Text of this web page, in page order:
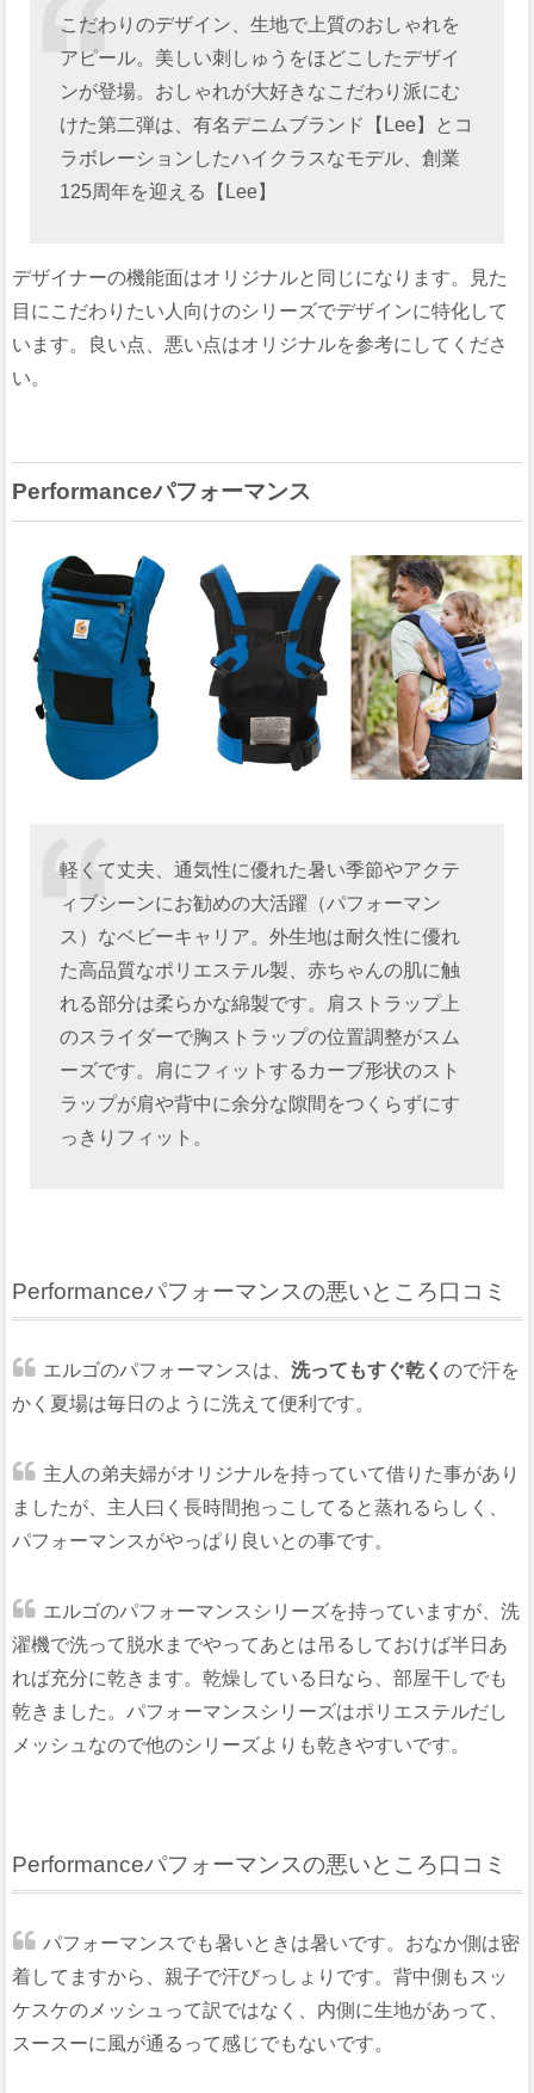
こだわりのデザイン、生地で上質のおしゃれを
アピール。美しい刺しゅうをほどこしたデザイ
ンが登場。おしゃれが大好きなこだわり派にむ
けた第二弾は、有名デニムブランド【Lee】とコ
ラボレーションしたハイクラスなモデル、創業
125周年を迎える【Lee】
デザイナーの機能面はオリジナルと同じになります。見た
目にこだわりたい人向けのシリーズでデザインに特化して
います。良い点、悪い点はオリジナルを参考にしてくださ
い。
Performanceパフォーマンス
軽くて丈夫、通気性に優れた暑い季節やアクテ
ィブシーンにお勧めの大活躍（パフォーマン
ス）なベビーキャリア。外生地は耐久性に優れ
た高品質なポリエステル製、赤ちゃんの肌に触
れる部分は柔らかな綿製です。肩ストラップ上
のスライダーで胸ストラップの位置調整がスム
ーズです。肩にフィットするカーブ形状のスト
ラップが肩や背中に余分な隙間をつくらずにす
っきりフィット。
Performanceパフォーマンスの悪いところ口コミ
エルゴのパフォーマンスは、 洗ってもすぐ乾く ので汗を
かく夏場は毎日のように洗えて便利です。
主人の弟夫婦がオリジナルを持っていて借りた事があり
ましたが、主人曰く長時間抱っこしてると蒸れるらしく、
パフォーマンスがやっぱり良いとの事です。
エルゴのパフォーマンスシリーズを持っていますが、洗
濯機で洗って脱水までやってあとは吊るしておけば半日あ
れば充分に乾きます。乾燥している日なら、部屋干しでも
乾きました。パフォーマンスシリーズはポリエステルだし
メッシュなので他のシリーズよりも乾きやすいです。
Performanceパフォーマンスの悪いところ口コミ
パフォーマンスでも暑いときは暑いです。おなか側は密
着してますから、親子で汗びっしょりです。背中側もスッ
ケスケのメッシュって訳ではなく、内側に生地があって、
スースーに風が通るって感じでもないです。